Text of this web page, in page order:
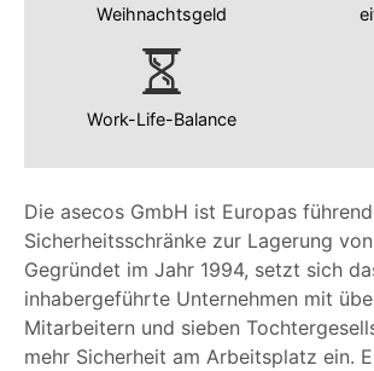
Die asecos GmbH ist Europas
Sicherheitsschränke zur Lagerung
Gegründet im Jahr 1994, setzt sich
inhabergeführte Unternehmen mit
Mitarbeitern und sieben
mehr Sicherheit am Arbeitsplatz ein.
Weihnachtsgeld
Work-Life-Balance